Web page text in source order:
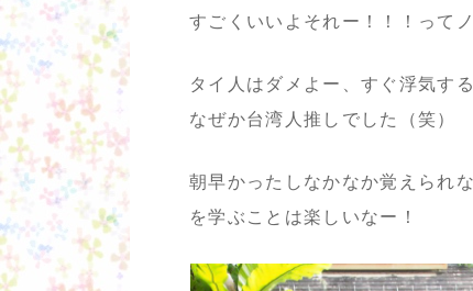
すごくいいよそれー！！！って
タイ人はダメよー、すぐ浮気す
なぜか台湾人推しでした（笑）
朝早かったしなかなか覚えられ
を学ぶことは楽しいなー！